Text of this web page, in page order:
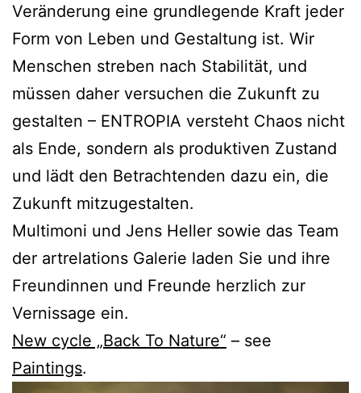
Veränderung eine grundlegende Kraft jeder
Form von Leben und Gestaltung ist. Wir
Menschen streben nach Stabilität, und
müssen daher versuchen die Zukunft zu
gestalten – ENTROPIA versteht Chaos nicht
als Ende, sondern als produktiven Zustand
und lädt den Betrachtenden dazu ein, die
Zukunft mitzugestalten.
Multimoni und Jens Heller sowie das Team
der artrelations Galerie laden Sie und ihre
Freundinnen und Freunde herzlich zur
Vernissage ein.
New cycle „Back To Nature“ – see
Paintings.